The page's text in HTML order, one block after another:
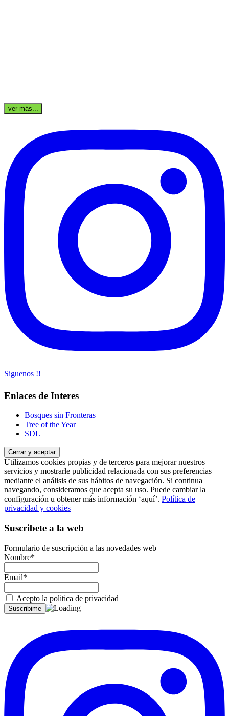
ver más...
Siguenos !!
Enlaces de Interes
Bosques sin Fronteras
Tree of the Year
SDL
Utilizamos cookies propias y de terceros para mejorar nuestros
servicios y mostrarle publicidad relacionada con sus preferencias
mediante el análisis de sus hábitos de navegación. Si continua
navegando, consideramos que acepta su uso. Puede cambiar la
configuración u obtener más información ‘aquí’. Política de
privacidad y cookies
Suscribete a la web
Formulario de suscripción a las novedades web
Nombre*
Email*
Acepto la politica de privacidad